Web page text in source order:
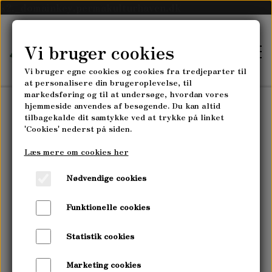
FORSIDE
PLANTESKOLEN
PLANTESKOLENS SORTIMENT
KURSER
PERMAKULTUR- & LANDSKABSDESIGN
Vi bruger cookies
Vi bruger egne cookies og cookies fra tredjeparter til
at personalisere din brugeroplevelse, til
markedsføring og til at undersøge, hvordan vores
hjemmeside anvendes af besøgende. Du kan altid
tilbagekalde dit samtykke ved at trykke på linket
'Cookies' nederst på siden.
Læs mere om cookies her
Nødvendige cookies
Funktionelle cookies
Statistik cookies
Marketing cookies